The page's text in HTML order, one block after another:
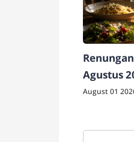
Agustus
August 01